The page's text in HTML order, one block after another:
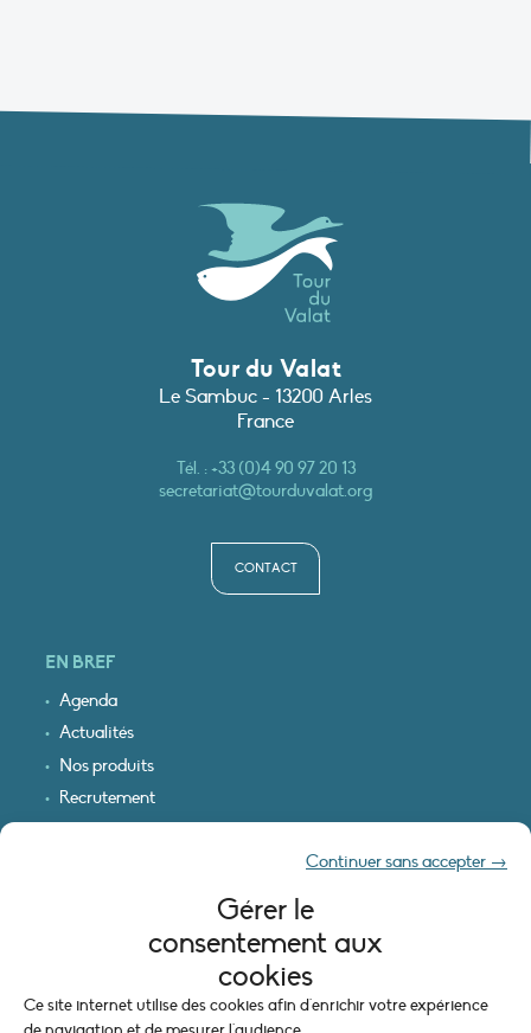
Gérer le
consentement aux
cookies
Ce site internet utilise des cookies afin d'enrichir votre expérience
Continuer sans accepter →
Tour du Valat
Le Sambuc - 13200 Arles
France
Tél. :+33 (0)4 90 97 20 13
secretariat@tourduvalat.org
CONTACT
EN BREF
Agenda
Actualités
Nos produits
Recrutement
INFORMATIONS LÉGALES
Mentions légales
Politique de cookies (UE)